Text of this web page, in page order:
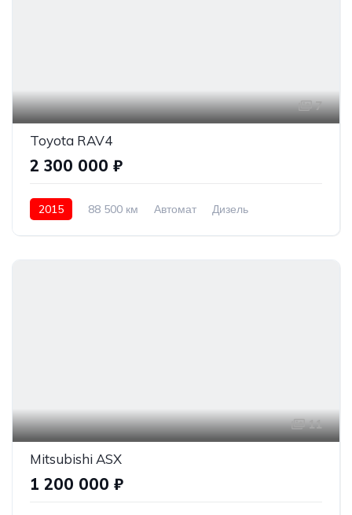
7
Toyota RAV4
2 300 000 ₽
2015 88 500 км Автомат
Дизель
11
Mitsubishi ASX
1 200 000 ₽